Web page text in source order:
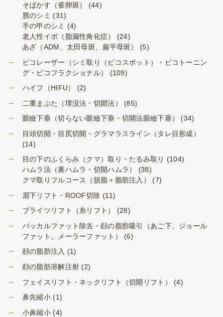
そばかす（雀卵斑）
(44)
唇のシミ (31)
手の甲のシミ
(4)
老人性イボ（脂漏性角化症）
(24)
あざ（ADM、太田母斑、扁平母斑）
(5)
ピコレーザー（シミ取り（ピコスポット）・ピコトーニン
グ・ピコフラクショナル）
(109)
ハイフ（HIFU）
(2)
二重まぶた（埋没法・切開法）
(85)
眼瞼下垂（切らない眼瞼下垂・切開法眼瞼下垂）
(34)
目頭切開・目尻切開・グラマラスライン（タレ目形成）
(14)
目の下のふくらみ（クマ）取り・たるみ取り (104)
ハムラ法（裏ハムラ・切開ハムラ）
(38)
クマ取りフルコース（脱脂＋脂肪注入）
(7)
眉下リフト・ROOF切除 (11)
ブライツリフト（糸リフト）
(28)
バッカルファット除去・顔の脂肪吸引（あご下、ジョール
ファット、メーラーファット）
(6)
顔の脂肪注入 (1)
顔の脂肪溶解注射 (2)
フェイスリフト・ネックリフト（切開リフト）
(4)
鼻先縮小(1)
小鼻縮小(4)